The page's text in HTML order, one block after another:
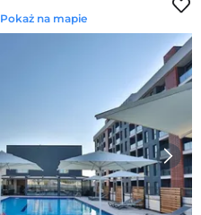
Pokaż na mapie